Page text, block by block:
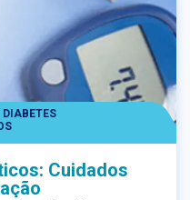
Cuidados